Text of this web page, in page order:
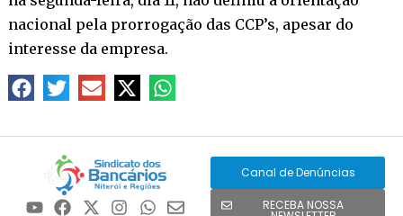
nacional pela prorrogação das CCP’s, apesar do
interesse da empresa.
Canal de Denúncias
RECEBA NOSSA